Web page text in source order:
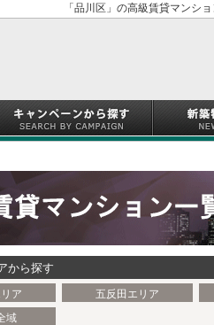
「品川区」の高級賃貸マンシ
から探す
ア 五反田エリア
域